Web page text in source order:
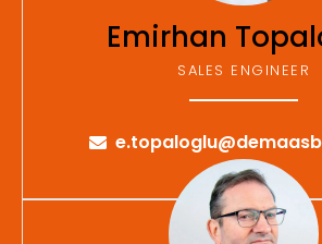
Emirhan
SALES ENGINEER